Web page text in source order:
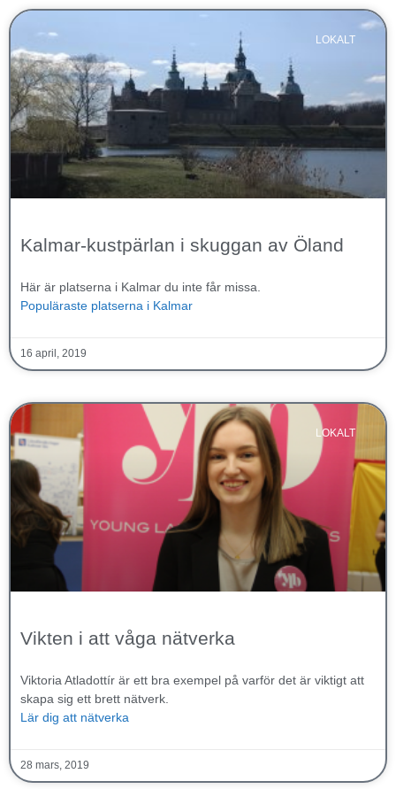
LOKALT
Kalmar-kustpärlan i skuggan av Öland
Här är platserna i Kalmar du inte får missa.
Populäraste platserna i Kalmar
16 april, 2019
LOKALT
Vikten i att våga nätverka
Viktoria Atladottír är ett bra exempel på varför det är viktigt att
skapa sig ett brett nätverk.
Lär dig att nätverka
28 mars, 2019